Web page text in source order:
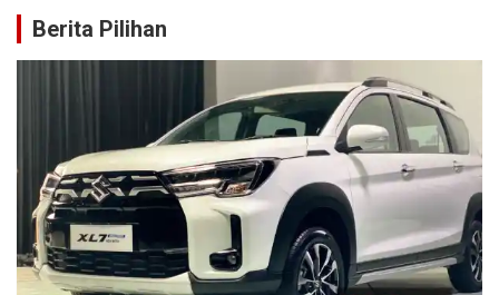
Berita Pilihan